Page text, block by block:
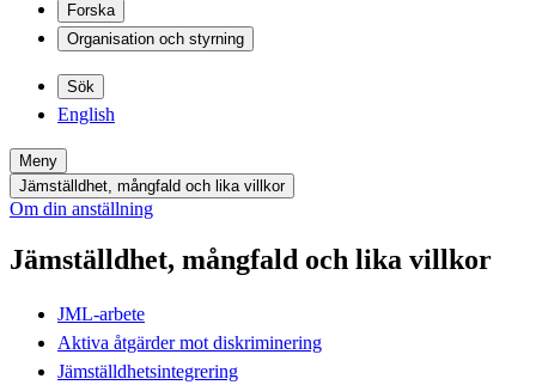
Forska
Organisation och styrning
Sök
English
Meny
Jämställdhet, mångfald och lika villkor
Om din anställning
Jämställdhet, mångfald och lika villkor
JML-arbete
Aktiva åtgärder mot diskriminering
Jämställdhetsintegrering